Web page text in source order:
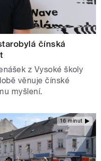
čínská
z Vysoké školy
věnuje čínské
myšlení.
16 minut